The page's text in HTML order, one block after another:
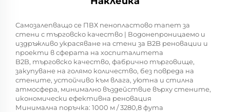
Самозалепващо се ПВХ пенопластово тапет за
стени с търговско качество | Водонепроницаемо и
издръжливо украсяване на стени за B2B реновации и
проекти в сферата на хоспиталитета
B2B, търговско качество, фабрично търго­вище,
закупуване на голямо количество, без повреда на
стените, устойчиво към влага, уютна и стилна
атмосфера, минимално въздействие върху стените,
икономически ефективна реновация
Минимална поръчка: 1000 м / 3280,8 фута